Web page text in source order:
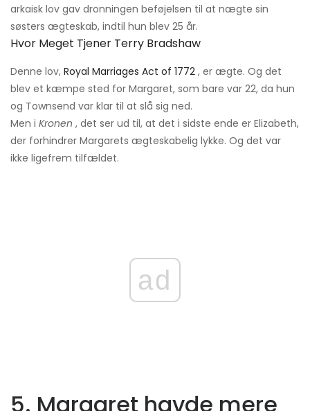
arkaisk lov gav dronningen beføjelsen til at nægte sin
søsters ægteskab, indtil hun blev 25 år.
Hvor Meget Tjener Terry Bradshaw
Denne lov, Royal Marriages Act of 1772 , er ægte. Og det
blev et kæmpe sted for Margaret, som bare var 22, da hun
og Townsend var klar til at slå sig ned.
Men i Kronen , det ser ud til, at det i sidste ende er Elizabeth,
der forhindrer Margarets ægteskabelig lykke. Og det var
ikke ligefrem tilfældet.
ad
5. Margaret havde mere